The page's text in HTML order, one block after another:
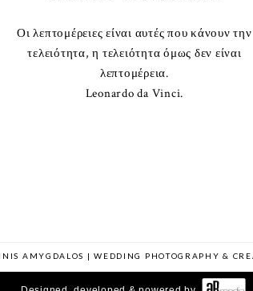
Οι λεπτομέρειες είναι αυτές που κάνουν την
τελειότητα, η τελειότητα όμως δεν είναι
λεπτομέρεια.
Leonardo da Vinci.
AMYGDALOS | WEDDING PHOTOGRAPHY &